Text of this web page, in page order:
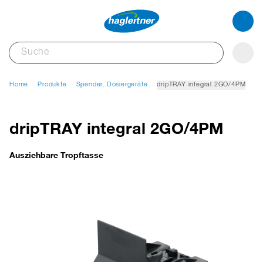
Home Produkte Spender, Dosiergeräte dripTRAY integral 2GO/4PM
dripTRAY integral 2GO/4PM
Ausziehbare Tropftasse